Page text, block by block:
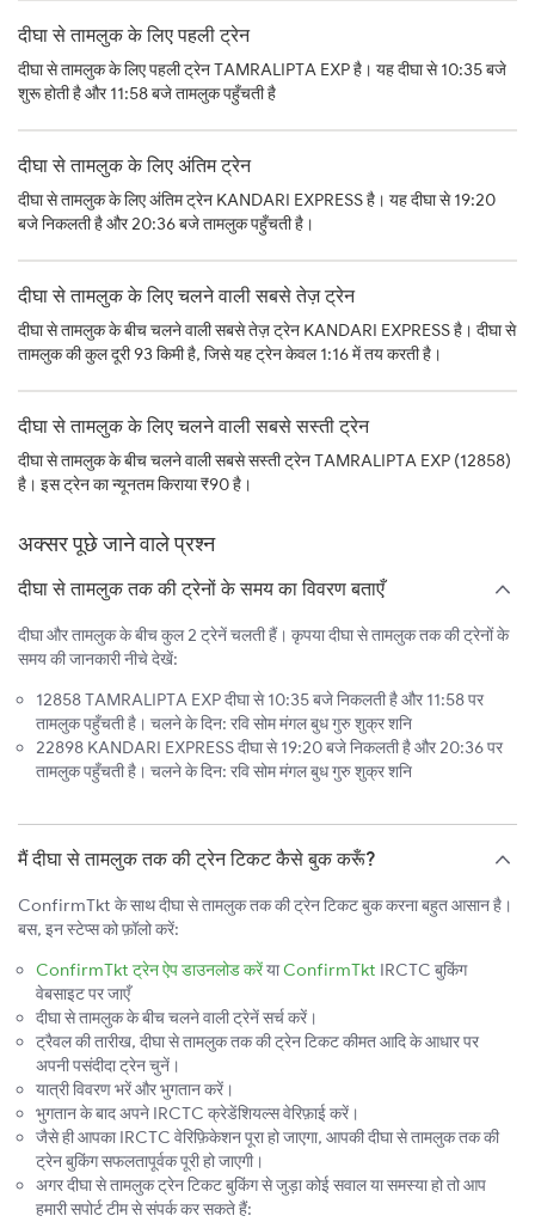
दीघा से तामलुक के लिए पहली ट्रेन
दीघा से तामलुक के लिए पहली ट्रेन TAMRALIPTA EXP है। यह दीघा से 10:35 बजे
शुरू होती है और 11:58 बजे तामलुक पहुँचती है
दीघा से तामलुक के लिए अंतिम ट्रेन
दीघा से तामलुक के लिए अंतिम ट्रेन KANDARI EXPRESS है। यह दीघा से 19:20
बजे निकलती है और 20:36 बजे तामलुक पहुँचती है।
दीघा से तामलुक के लिए चलने वाली सबसे तेज़ ट्रेन
दीघा से तामलुक के बीच चलने वाली सबसे तेज़ ट्रेन KANDARI EXPRESS है। दीघा से
तामलुक की कुल दूरी 93 किमी है, जिसे यह ट्रेन केवल 1:16 में तय करती है।
दीघा से तामलुक के लिए चलने वाली सबसे सस्ती ट्रेन
दीघा से तामलुक के बीच चलने वाली सबसे सस्ती ट्रेन TAMRALIPTA EXP (12858)
है। इस ट्रेन का न्यूनतम किराया ₹90 है।
अक्सर पूछे जाने वाले प्रश्न
दीघा से तामलुक तक की ट्रेनों के समय का विवरण बताएँ
दीघा और तामलुक के बीच कुल 2 ट्रेनें चलती हैं। कृपया दीघा से तामलुक तक की ट्रेनों के
समय की जानकारी नीचे देखें:
12858 TAMRALIPTA EXP दीघा से 10:35 बजे निकलती है और 11:58 पर
तामलुक पहुँचती है। चलने के दिन: रवि सोम मंगल बुध गुरु शुक्र शनि
22898 KANDARI EXPRESS दीघा से 19:20 बजे निकलती है और 20:36 पर
तामलुक पहुँचती है। चलने के दिन: रवि सोम मंगल बुध गुरु शुक्र शनि
मैं दीघा से तामलुक तक की ट्रेन टिकट कैसे बुक करूँ?
ConfirmTkt के साथ दीघा से तामलुक तक की ट्रेन टिकट बुक करना बहुत आसान है।
बस, इन स्टेप्स को फ़ॉलो करें:
ConfirmTkt ट्रेन ऐप डाउनलोड करेंयाConfirmTkt IRCTC बुकिंग
वेबसाइट पर जाएँ
दीघा से तामलुक के बीच चलने वाली ट्रेनें सर्च करें।
ट्रैवल की तारीख, दीघा से तामलुक तक की ट्रेन टिकट कीमत आदि के आधार पर
अपनी पसंदीदा ट्रेन चुनें।
यात्री विवरण भरें और भुगतान करें।
भुगतान के बाद अपने IRCTC क्रेडेंशियल्स वेरिफ़ाई करें।
जैसे ही आपका IRCTC वेरिफ़िकेशन पूरा हो जाएगा, आपकी दीघा से तामलुक तक की
ट्रेन बुकिंग सफलतापूर्वक पूरी हो जाएगी।
अगर दीघा से तामलुक ट्रेन टिकट बुकिंग से जुड़ा कोई सवाल या समस्या हो तो आप
हमारी सपोर्ट टीम से संपर्क कर सकते हैं: